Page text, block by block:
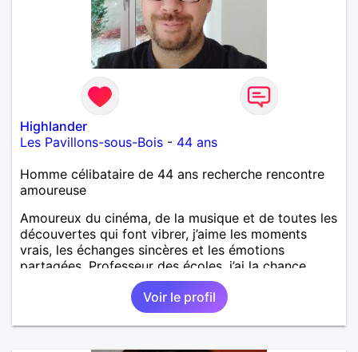
Highlander
Les Pavillons-sous-Bois - 44 ans
Homme célibataire de 44 ans recherche rencontre
amoureuse
Amoureux du cinéma, de la musique et de toutes les
découvertes qui font vibrer, j’aime les moments
vrais, les échanges sincères et les émotions
partagées. Professeur des écoles, j’ai la chance
d’exercer un métier qui me ressemble : transmettre,
éveiller, encourager. Il y a quelque chose de
précieux dans la sincérité des enfants qu’on perd
parfois en grandissant. J’écris aussi un roman — un
Voir le profil